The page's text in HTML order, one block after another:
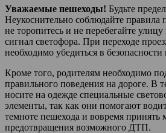
Уважаемые пешеходы! Будьте
Неукоснительно соблюдайте правила
не торопитесь и не перебегайте
сигнал светофора. При переходе
необходимо убедиться в безопасности
Кроме того, родителям необходимо
правильного поведения на дороге. В
носите на одежде специальные
элементы, так как они помогают
темноте пешехода и вовремя принять
предотвращения возможного ДТП.